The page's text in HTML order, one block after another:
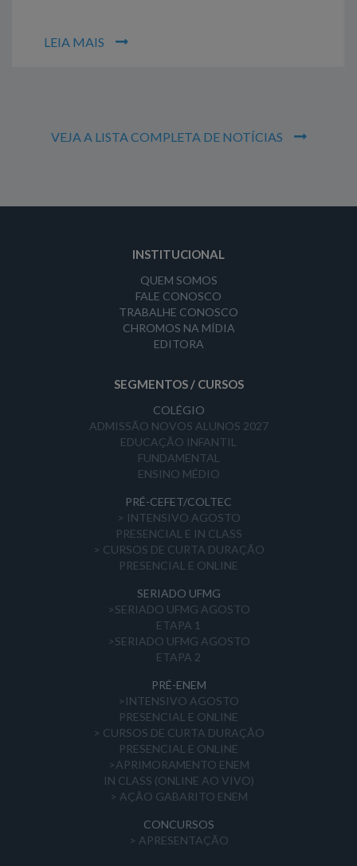
LEIA MAIS
VEJA A LISTA COMPLETA DE NOTÍCIAS
INSTITUCIONAL
QUEM SOMOS
FALE CONOSCO
TRABALHE CONOSCO
CHROMOS NA MÍDIA
EDITORA
SEGMENTOS / CURSOS
COLÉGIO
ADMISSÃO NOVOS ALUNOS 2027
EDUCAÇÃO INFANTIL
FUNDAMENTAL
ENSINO MÉDIO
PRÉ-CEFET/COLTEC
> INTENSIVO AGOSTO
PRESENCIAL E IN CLASS
> CURSOS DE CURTA DURAÇÃO
PRESENCIAL E ONLINE
SERIADO UFMG
>SERIADO UFMG AGOSTO
ETAPA 1
>SERIADO UFMG AGOSTO
ETAPA 2
PRÉ-ENEM
>INTENSIVO AGOSTO
PRESENCIAL E ONLINE
> CURSOS DE CURTA DURAÇÃO
PRESENCIAL E ONLINE
>APRIMORAMENTO ENEM
IN CLASS (ONLINE AO VIVO)
> AÇÃO GABARITO ENEM
CONCURSOS
> APRESENTAÇÃO